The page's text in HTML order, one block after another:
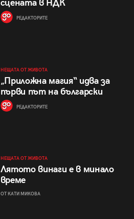
сцената в НДК
РЕДАКТОРИТЕ
НЕЩАТА ОТ ЖИВОТА
„Приложна магия“ идва за
първи път на български
РЕДАКТОРИТЕ
НЕЩАТА ОТ ЖИВОТА
Лятото винаги е в минало
време
ОТ КАТИ МИКОВА